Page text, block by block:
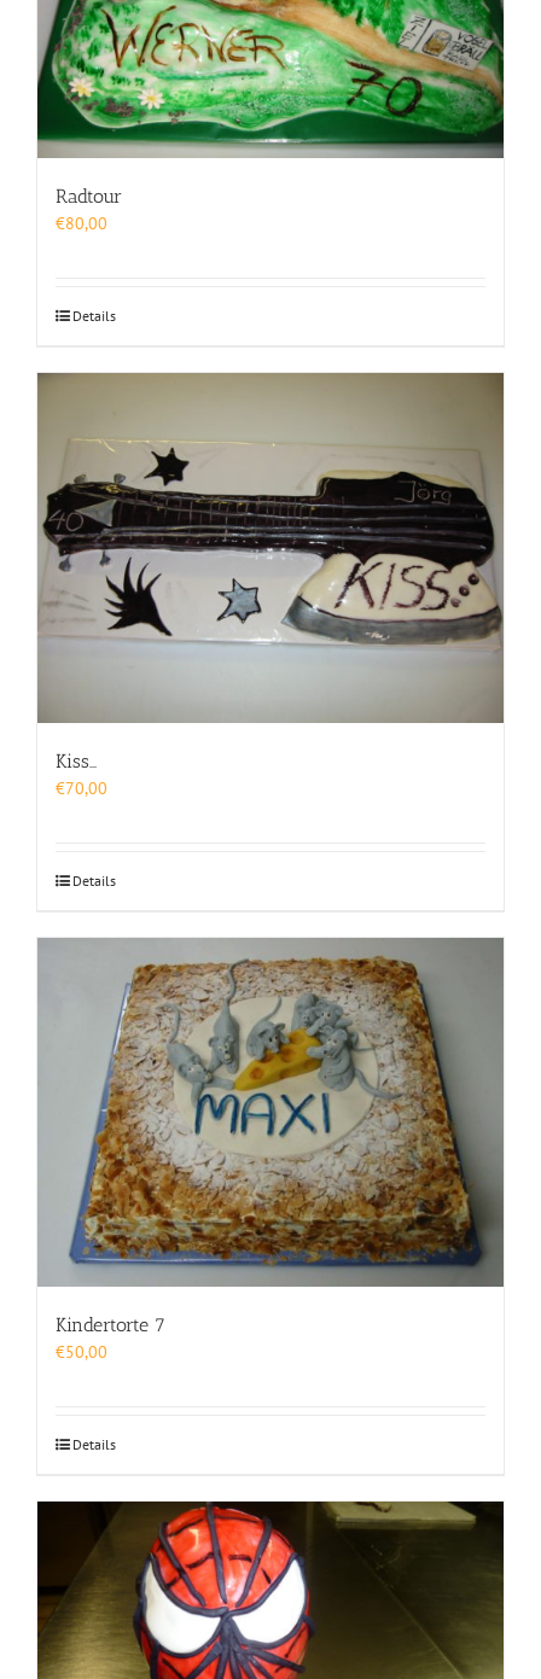
Radtour
€80,00
Details
Kiss…
€70,00
Details
Kindertorte 7
€50,00
Details